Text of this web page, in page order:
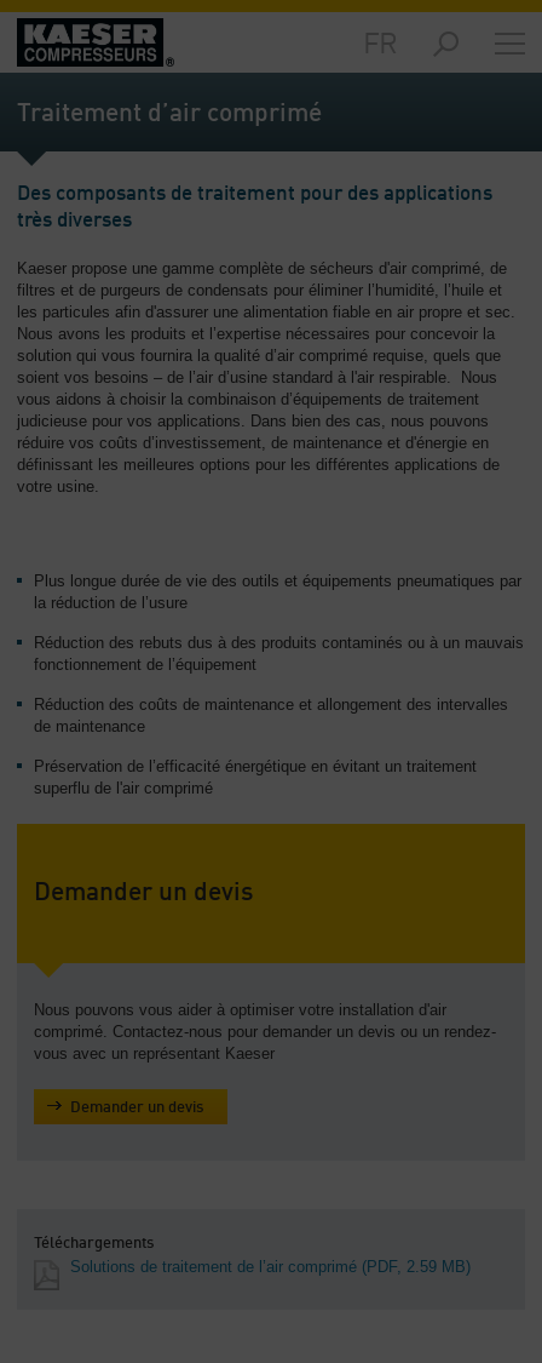
Produits
et
solutions
-
Services
Sommaire
Ressources
techniques
-
Sommaire
L‘entreprise
-
Traitement d’air comprimé
Des composants de traitement pour des applications
très diverses
Kaeser propose une gamme complète de sécheurs d'air comprimé, de
filtres et de purgeurs de condensats pour éliminer l’humidité, l’huile et
les particules afin d'assurer une alimentation fiable en air propre et sec.
Nous avons les produits et l’expertise nécessaires pour concevoir la
solution qui vous fournira la qualité d’air comprimé requise, quels que
soient vos besoins – de l’air d’usine standard à l'air respirable. Nous
vous aidons à choisir la combinaison d’équipements de traitement
judicieuse pour vos applications. Dans bien des cas, nous pouvons
réduire vos coûts d’investissement, de maintenance et d'énergie en
définissant les meilleures options pour les différentes applications de
votre usine.
Plus longue durée de vie des outils et équipements pneumatiques par
la réduction de l’usure
Réduction des rebuts dus à des produits contaminés ou à un mauvais
fonctionnement de l’équipement
Réduction des coûts de maintenance et allongement des intervalles
de maintenance
Préservation de l’efficacité énergétique en évitant un traitement
superflu de l'air comprimé
Demander un devis
Nous pouvons vous aider à optimiser votre installation d'air
comprimé. Contactez-nous pour demander un devis ou un rendez-
vous avec un représentant Kaeser
Demander un devis
Téléchargements
Solutions de traitement de l’air comprimé (PDF, 2.59 MB)